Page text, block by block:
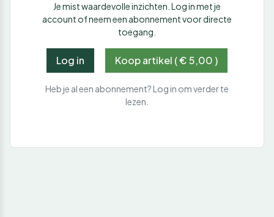
Je mist waardevolle inzichten. Log in met je
account of neem een abonnement voor directe
toegang.
Log in Koop artikel ( € 5,00 )
Heb je al een abonnement? Log in om verder te
lezen.